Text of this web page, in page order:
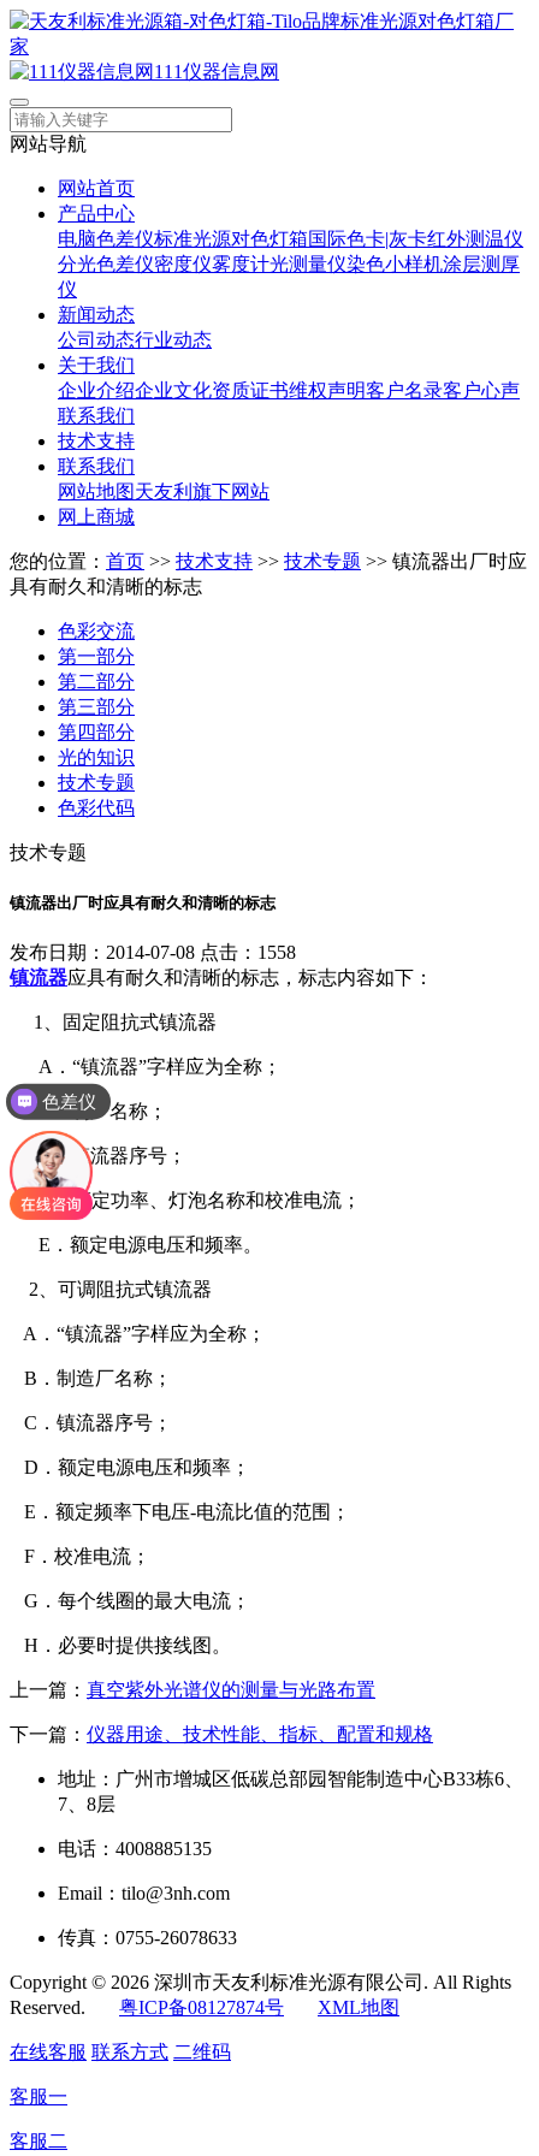
111仪器信息网
网站导航
网站首页
产品中心
电脑色差仪标准光源对色灯箱国际色卡|灰卡红外测温仪
分光色差仪密度仪雾度计光测量仪染色小样机涂层测厚
仪
新闻动态
公司动态行业动态
关于我们
企业介绍企业文化资质证书维权声明客户名录客户心声
联系我们
技术支持
联系我们
网站地图天友利旗下网站
网上商城
您的位置： 首页 >> 技术支持 >> 技术专题 >> 镇流器出厂时应
具有耐久和清晰的标志
色彩交流
第一部分
第二部分
第三部分
第四部分
光的知识
技术专题
色彩代码
技术专题
镇流器出厂时应具有耐久和清晰的标志
发布日期：2014-07-08 点击：1558
镇流器应具有耐久和清晰的标志，标志内容如下：
1、 固定阻抗式镇流器
A ．“镇流器”字样应为全称；
B．制厂名称；
C．镇流器序号；
D．额定功率、灯泡名称和校准电流；
E ．额定电源电压和频率。
2、 可调阻抗式镇流器
A ．“镇流器”字样应为全称；
B ．制造厂名称；
C ．镇流器序号；
D ．额定电源电压和频率；
E ．额定频率下电压-电流比值的范围；
F ．校准电流；
G ．每个线圈的最大电流；
H ．必要时提供接线图。
上一篇： 真空紫外光谱仪的测量与光路布置
下一篇： 仪器用途、技术性能、指标、配置和规格
地址：广州市增城区低碳总部园智能制造中心B33栋6、
7、8层
电话：4008885135
Email：tilo@3nh.com
传真：0755-26078633
Copyright © 2026 深圳市天友利标准光源有限公司. All Rights
Reserved. 粤ICP备08127874号 XML地图
在线客服 联系方式 二维码
客服一
客服二
色差仪